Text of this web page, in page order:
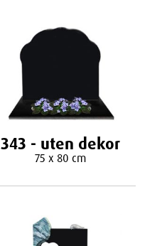
343 - uten dekor
75 x 80 cm